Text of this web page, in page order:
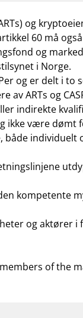
og
60 må
og
i Norge.
og er delt i to
av ARTs og
indirekte
ikke være
kompetente
og
of